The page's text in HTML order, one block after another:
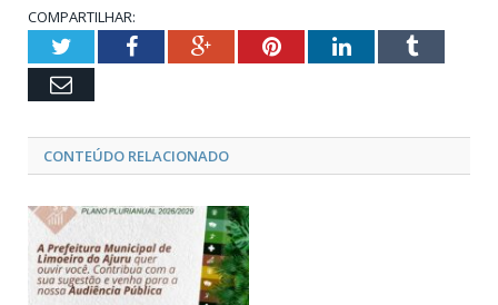
COMPARTILHAR:
TwitterFacebookGoogle+PinterestLinkedInTumblr
Email
CONTEÚDO RELACIONADO